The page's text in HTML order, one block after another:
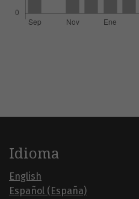
Idioma
English
Español (España)